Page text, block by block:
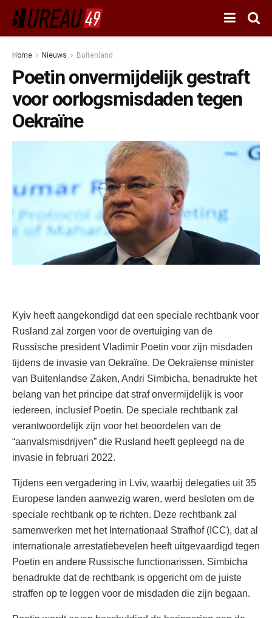
Home Nieuws Buitenland
Poetin onvermijdelijk gestraft
voor oorlogsmisdaden tegen
Oekraïne
Kyiv heeft aangekondigd dat een speciale rechtbank voor
Rusland zal zorgen voor de overtuiging van de
Russische president Vladimir Poetin voor zijn misdaden
tijdens de invasie van Oekraïne. De Oekraïense minister
van Buitenlandse Zaken, Andri Simbicha, benadrukte het
belang van het principe dat straf onvermijdelijk is voor
iedereen, inclusief Poetin. De speciale rechtbank zal
verantwoordelijk zijn voor het beoordelen van de
“aanvalsmisdrijven” die Rusland heeft gepleegd na de
invasie in februari 2022.
Tijdens een vergadering in Lviv, waarbij delegaties uit 35
Europese landen aanwezig waren, werd besloten om de
speciale rechtbank op te richten. Deze rechtbank zal
samenwerken met het Internationaal Strafhof (ICC), dat al
internationale arrestatiebevelen heeft uitgevaardigd tegen
Poetin en andere Russische functionarissen. Simbicha
benadrukte dat de rechtbank is opgericht om de juiste
straffen op te leggen voor de misdaden die zijn begaan.